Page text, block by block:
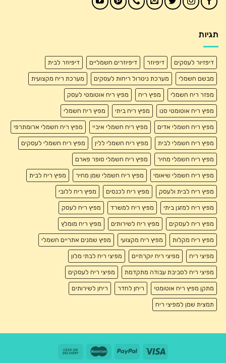
תגיות
דיפזיור לעסקים דיפיוזר דיפיוזרים חשמליים דיפיוזר לבית
מבשם חשמלי מערכת ניטרול ריחות לעסקים מערכת ריח מקצועית
מפזר ריח חשמלי מפיץ ריח מפיץ ריח אוטומטי לעסק
מפיץ ריח אוטומטי סנו מפיץ ריח ביתי מפיץ ריח חשמלי
מפיץ ריח חשמלי אדים מפיץ ריח חשמלי איביי מפיץ ריח חשמלי ארומתרפי
מפיץ ריח חשמלי לבית מפיץ ריח חשמלי ללין מפיץ ריח חשמלי לעסקים
מפיץ ריח חשמלי מחיר מפיץ ריח חשמלי סופר פארם
מפיץ ריח חשמלי שיאומי מפיץ ריח חשמלי שמן מחיר מפיץ ריח לבית
מפיץ ריח לבית ולעסק מפיץ ריח לכנסים מפיץ ריח ללובי
מפיץ ריח למזגן ביתי מפיץ ריח למשרד מפיץ ריח לעסק
מפיץ ריח לעסקים מפיץ ריח לשירותים מפיץ ריח מומלץ
מפיץ ריח מקלות מפיץ ריח מקצועי מפיץ שמנים אתריים חשמלי
מפיצי ריח מפיצי ריח יוקרתיים מפיצי ריח לבתי מלון
מפיצי ריח לסביבת עבודה מתקדמת מפיצי ריח לעסקים
מתקן מפיץ ריח אוטומטי ריחן לחדר ריחן לשירותים
תמצית שמן למפיצי ריח